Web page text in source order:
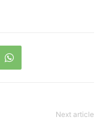
Next article